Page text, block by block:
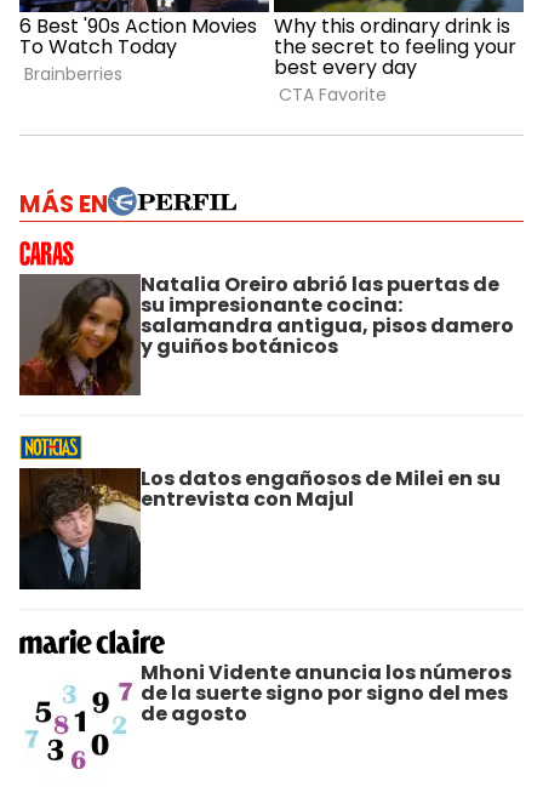
MÁS EN
Natalia Oreiro abrió las puertas de
su impresionante cocina:
salamandra antigua, pisos damero
y guiños botánicos
Los datos engañosos de Milei en su
entrevista con Majul
Mhoni Vidente anuncia los números
de la suerte signo por signo del mes
de agosto